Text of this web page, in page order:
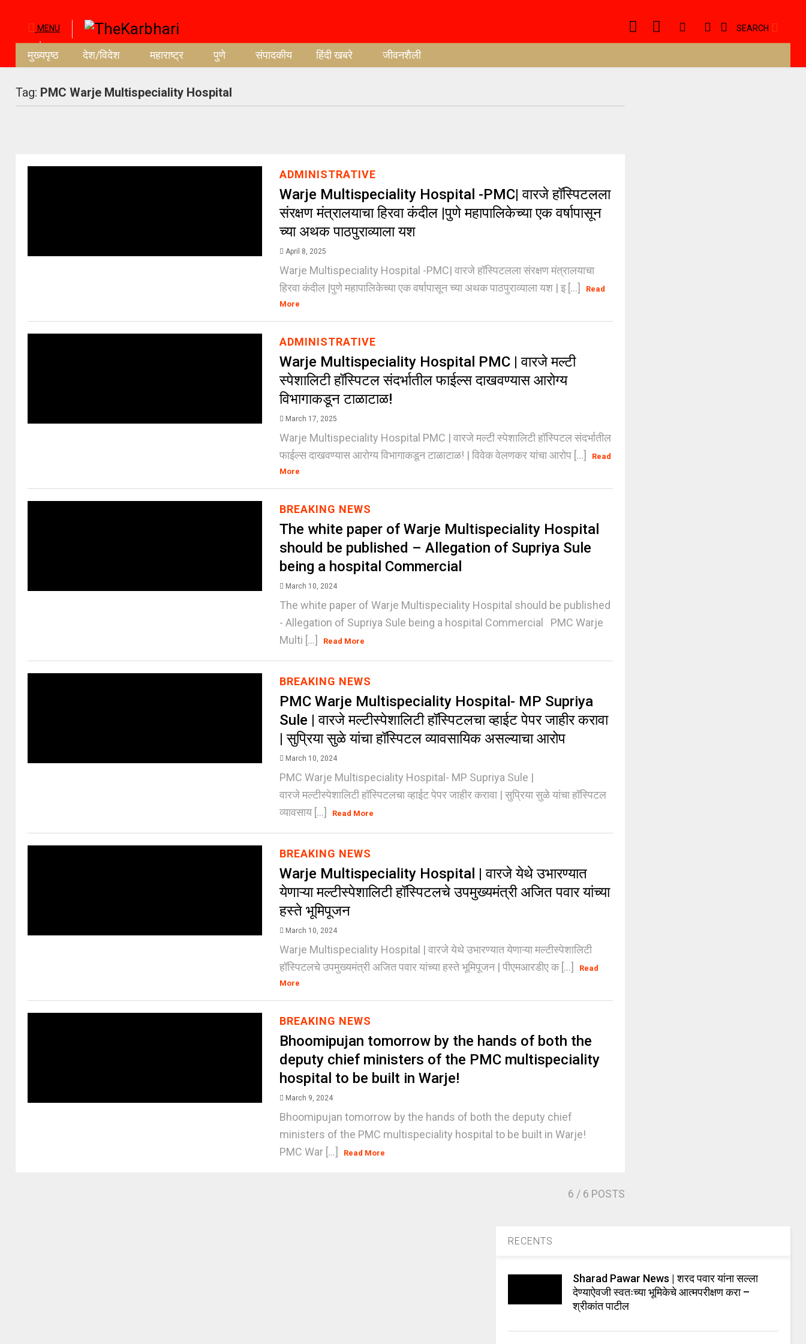
MENU SEARCH
मुख्यपृष्ठ देश/विदेश महाराष्ट्र पुणे संपादकीय हिंदी खबरे जीवनशैली
Tag: PMC Warje Multispeciality Hospital
ADMINISTRATIVE
Warje Multispeciality Hospital -PMC| वारजे हॉस्पिटलला
संरक्षण मंत्रालयाचा हिरवा कंदील |पुणे महापालिकेच्या एक वर्षापासून
च्या अथक पाठपुराव्याला यश
April 8, 2025
Warje Multispeciality Hospital -PMC| वारजे हॉस्पिटलला संरक्षण मंत्रालयाचा
हिरवा कंदील |पुणे महापालिकेच्या एक वर्षापासून च्या अथक पाठपुराव्याला यश | इ [...]
Read
More
ADMINISTRATIVE
Warje Multispeciality Hospital PMC | वारजे मल्टी
स्पेशालिटी हॉस्पिटल संदर्भातील फाईल्स दाखवण्यास आरोग्य
विभागाकडून टाळाटाळ!
March 17, 2025
Warje Multispeciality Hospital PMC | वारजे मल्टी स्पेशालिटी हॉस्पिटल संदर्भातील
फाईल्स दाखवण्यास आरोग्य विभागाकडून टाळाटाळ! | विवेक वेलणकर यांचा आरोप [...]
Read
More
BREAKING NEWS
The white paper of Warje Multispeciality Hospital
should be published – Allegation of Supriya Sule
being a hospital Commercial
March 10, 2024
The white paper of Warje Multispeciality Hospital should be published
- Allegation of Supriya Sule being a hospital Commercial PMC Warje
Multi [...]
Read More
BREAKING NEWS
PMC Warje Multispeciality Hospital- MP Supriya
Sule | वारजे मल्टीस्पेशालिटी हॉस्पिटलचा व्हाईट पेपर जाहीर करावा
| सुप्रिया सुळे यांचा हॉस्पिटल व्यावसायिक असल्याचा आरोप
March 10, 2024
PMC Warje Multispeciality Hospital- MP Supriya Sule |
वारजे मल्टीस्पेशालिटी हॉस्पिटलचा व्हाईट पेपर जाहीर करावा | सुप्रिया सुळे यांचा हॉस्पिटल
व्यावसाय [...]
Read More
BREAKING NEWS
Warje Multispeciality Hospital | वारजे येथे उभारण्यात
येणाऱ्या मल्टीस्पेशालिटी हॉस्पिटलचे उपमुख्यमंत्री अजित पवार यांच्या
हस्ते भूमिपूजन
March 10, 2024
Warje Multispeciality Hospital | वारजे येथे उभारण्यात येणाऱ्या मल्टीस्पेशालिटी
हॉस्पिटलचे उपमुख्यमंत्री अजित पवार यांच्या हस्ते भूमिपूजन | पीएमआरडीए क [...]
Read
More
BREAKING NEWS
Bhoomipujan tomorrow by the hands of both the
deputy chief ministers of the PMC multispeciality
hospital to be built in Warje!
March 9, 2024
Bhoomipujan tomorrow by the hands of both the deputy chief
ministers of the PMC multispeciality hospital to be built in Warje!
PMC War [...]
Read More
6 / 6 POSTS
RECENTS
Sharad Pawar News | शरद पवार यांना सल्ला
देण्याऐवजी स्वतःच्या भूमिकेचे आत्मपरीक्षण करा –
श्रीकांत पाटील